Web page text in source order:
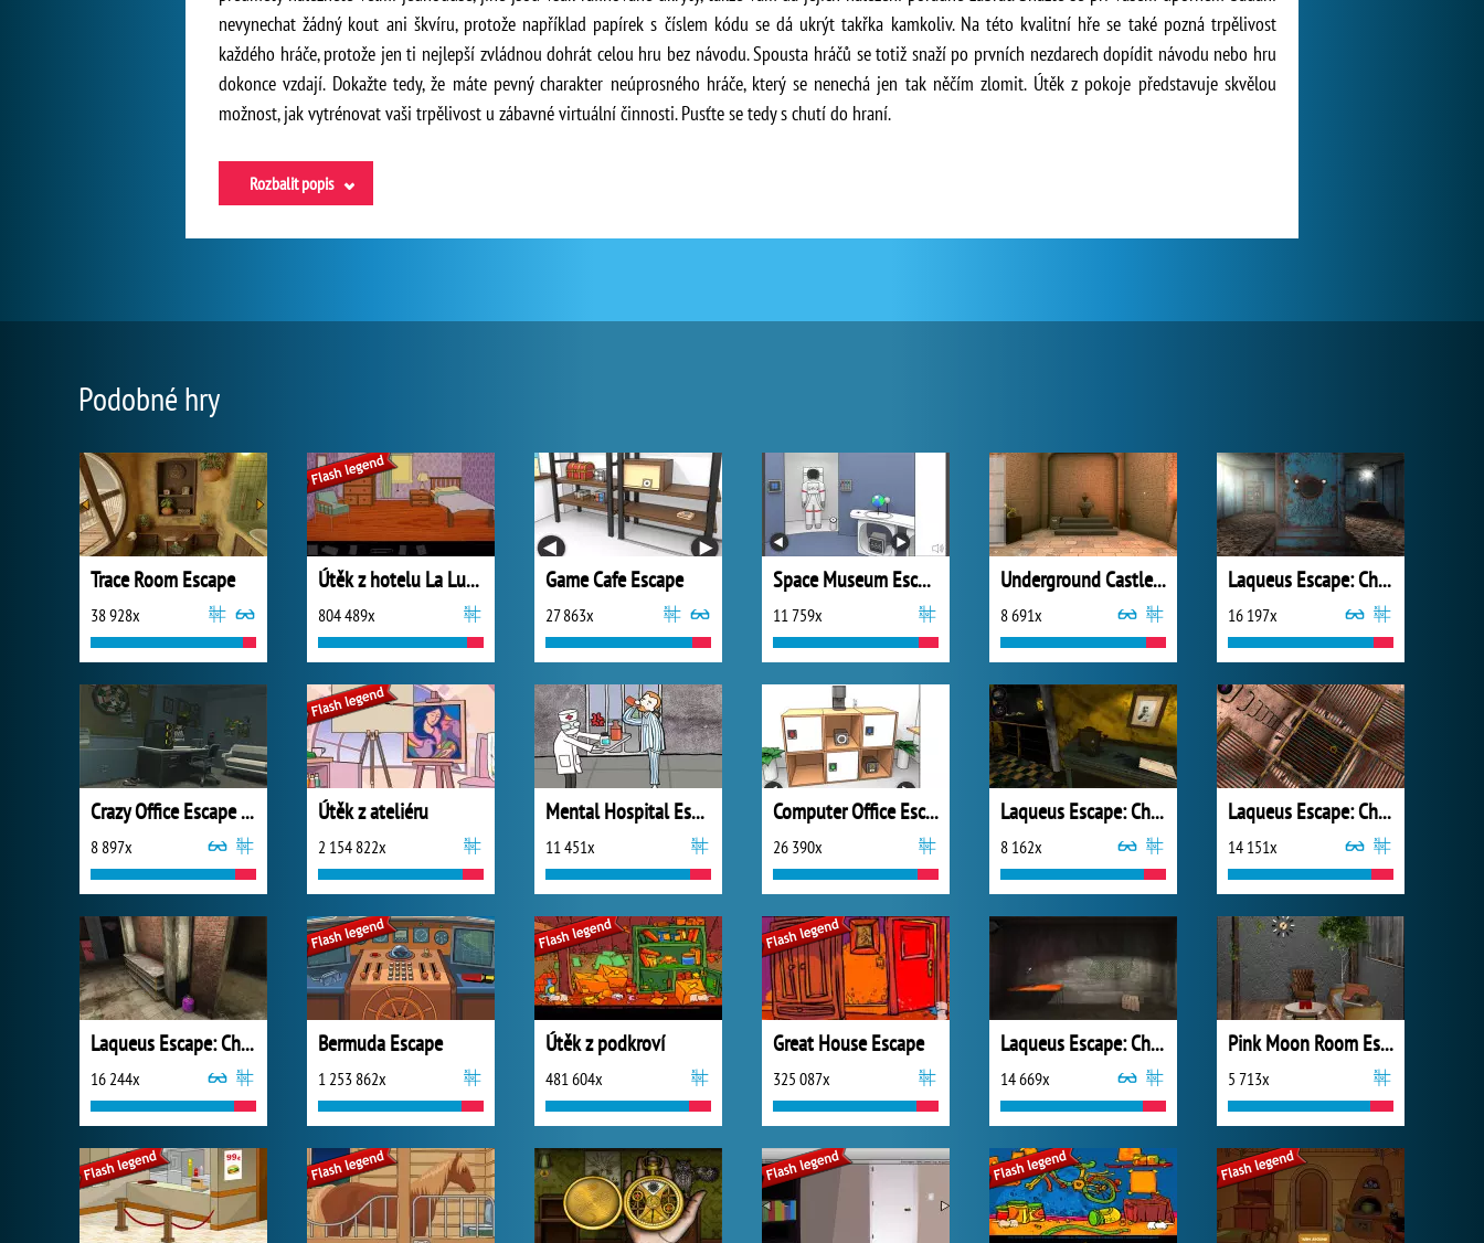
nevynechat žádný kout ani škvíru, protože například papírek s číslem kódu se dá ukrýt takřka kamkoliv. Na této kvalitní hře se také pozná trpělivost
každého hráče, protože jen ti nejlepší zvládnou dohrát celou hru bez návodu. Spousta hráčů se totiž snaží po prvních nezdarech dopídit návodu nebo hru
dokonce vzdají. Dokažte tedy, že máte pevný charakter neúprosného hráče, který se nenechá jen tak něčím zlomit. Útěk z pokoje představuje skvělou
možnost, jak vytrénovat vaši trpělivost u zábavné virtuální činnosti. Pusťte se tedy s chutí do hraní.
Rozbalit popis
Podobné hry
Trace Room Escape
38 928x
Útěk z hotelu La Luna
804 489x
Game Cafe Escape
27 863x
Space Museum Escape
11 759x
Underground Castle Room Escape
8 691x
Laqueus Escape: Chapter III
16 197x
Crazy Office Escape Part 1
8 897x
Útěk z ateliéru
2 154 822x
Mental Hospital Escape
11 451x
Computer Office Escape
26 390x
Laqueus Escape: Chapter VI
8 162x
Laqueus Escape: Chapter 4
14 151x
Laqueus Escape: Chapter 2
16 244x
Bermuda Escape
1 253 862x
Útěk z podkroví
481 604x
Great House Escape
325 087x
Laqueus Escape: Chapter 1
14 669x
Pink Moon Room Escape
5 713x